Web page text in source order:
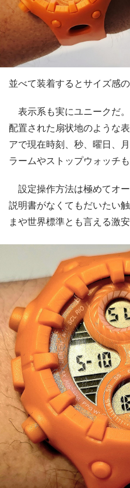
並べて装着するとサイズ感
表示系も実にユニークだ
配置された扇状地のような
アで現在時刻、秒、曜日、
ラームやストップウォッチも
設定操作方法は極めてオ
説明書がなくてもだいたい
まや世界標準とも言える激